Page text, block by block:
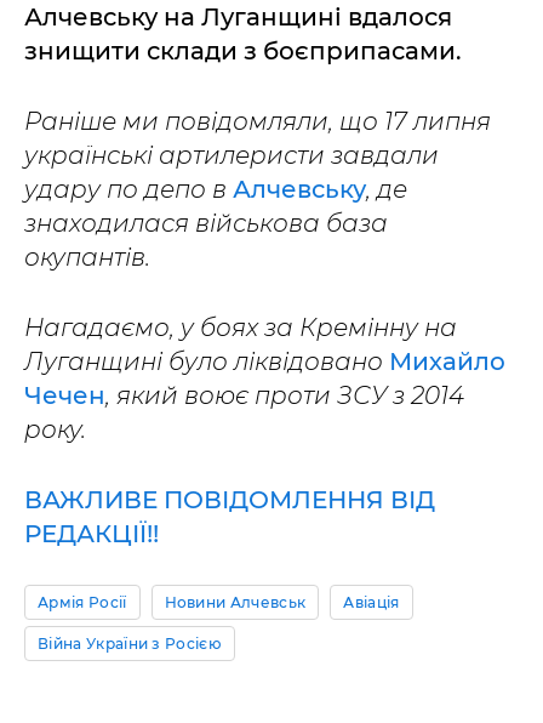
Алчевську на Луганщині вдалося
знищити склади з боєприпасами.
Раніше ми повідомляли, що 17 липня
українські артилеристи завдали
удару по депо в Алчевську, де
знаходилася військова база
окупантів.
Нагадаємо, у боях за Кремінну на
Луганщині було ліквідовано Михайло
Чечен, який воює проти ЗСУ з 2014
року.
ВАЖЛИВЕ ПОВІДОМЛЕННЯ ВІД
РЕДАКЦІЇ!!
Армія Росії Новини Алчевськ Авіація
Війна України з Росією